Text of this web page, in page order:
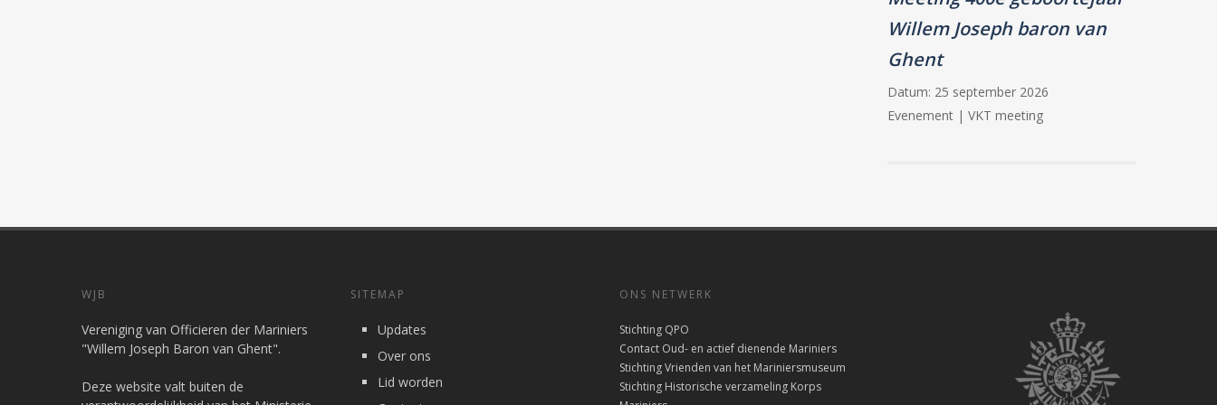
Willem Joseph baron van
Ghent
Datum: 25 september 2026
Evenement | VKT meeting
WJB
Vereniging van Officieren der Mariniers
"Willem Joseph Baron van Ghent".
Deze website valt buiten de
SITEMAP
Updates
Over ons
Lid worden
ONS NETWERK
Stichting QPO
Contact Oud- en actief dienende Mariniers
Stichting Vrienden van het Mariniersmuseum
Stichting Historische verzameling Korps